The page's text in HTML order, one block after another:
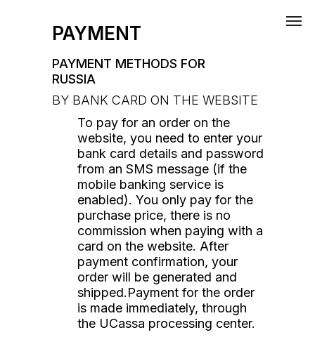
PAYMENT
PAYMENT METHODS FOR
RUSSIA
BY BANK CARD ON THE WEBSITE
To pay for an order on the
website, you need to enter your
bank card details and password
from an SMS message (if the
mobile banking service is
enabled). You only pay for the
purchase price, there is no
commission when paying with a
card on the website. After
payment confirmation, your
order will be generated and
shipped.Payment for the order
is made immediately, through
the UCassa processing center.